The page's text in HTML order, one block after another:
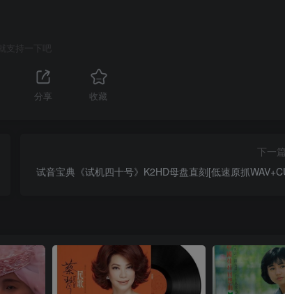
支持一下吧
分享 收藏
下一
试音宝典《试机四十号》K2HD母盘直刻[低速原抓